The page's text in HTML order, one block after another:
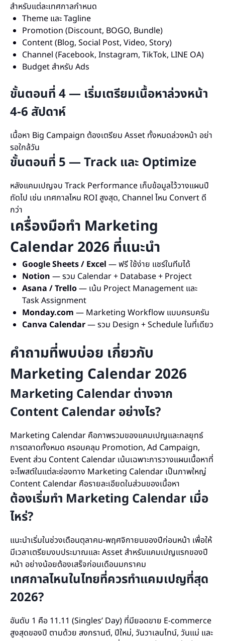
สำหรับแต่ละเทศกาลกำหนด
Theme และ Tagline
Promotion (Discount, BOGO, Bundle)
Content (Blog, Social Post, Video, Story)
Channel (Facebook, Instagram, TikTok, LINE OA)
Budget สำหรับ Ads
ขั้นตอนที่ 4 — เริ่มเตรียมเนื้อหาล่วงหน้า
4-6 สัปดาห์
เนื้อหา Big Campaign ต้องเตรียม Asset ทั้งหมดล่วงหน้า อย่า
รอใกล้วัน
ขั้นตอนที่ 5 — Track และ Optimize
หลังแคมเปญจบ Track Performance เก็บข้อมูลไว้วางแผนปี
ถัดไป เช่น เทศกาลไหน ROI สูงสุด, Channel ไหน Convert ดี
กว่า
เครื่องมือทำ Marketing
Calendar 2026 ที่แนะนำ
Google Sheets / Excel — ฟรี ใช้ง่าย แชร์ในทีมได้
Notion — รวม Calendar + Database + Project
Asana / Trello— เน้น Project Management และ
Task Assignment
Monday.com — Marketing Workflow แบบครบครัน
Canva Calendar— รวม Design + Schedule ในที่เดียว
คำถามที่พบบ่อย เกี่ยวกับ
Marketing Calendar 2026
Marketing Calendar ต่างจาก
Content Calendar อย่างไร?
Marketing Calendar คือภาพรวมของแคมเปญและกลยุทธ์
การตลาดทั้งหมด ครอบคลุม Promotion, Ad Campaign,
Event ส่วน Content Calendar เน้นเฉพาะการวางแผนเนื้อหาที่
จะโพสต์ในแต่ละช่องทาง Marketing Calendar เป็นภาพใหญ่
Content Calendar คือรายละเอียดในส่วนของเนื้อหา
ต้องเริ่มทำ Marketing Calendar เมื่อ
ไหร่?
แนะนำเริ่มในช่วงเดือนตุลาคม-พฤศจิกายนของปีก่อนหน้า เพื่อให้
มีเวลาเตรียมงบประมาณและ Asset สำหรับแคมเปญแรกของปี
หน้า อย่างน้อยต้องเสร็จก่อนเดือนมกราคม
เทศกาลไหนในไทยที่ควรทำแคมเปญที่สุด
2026?
อันดับ 1 คือ 11.11 (Singles’ Day) ที่มียอดขาย E-commerce
สูงสุดของปี ตามด้วย สงกรานต์, ปีใหม่, วันวาเลนไทน์, วันแม่ และ